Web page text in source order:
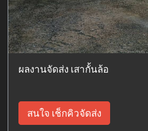
ผลงานจัดส่ง เสากั้นล้อ
สนใจ เช็กคิวจัดส่ง